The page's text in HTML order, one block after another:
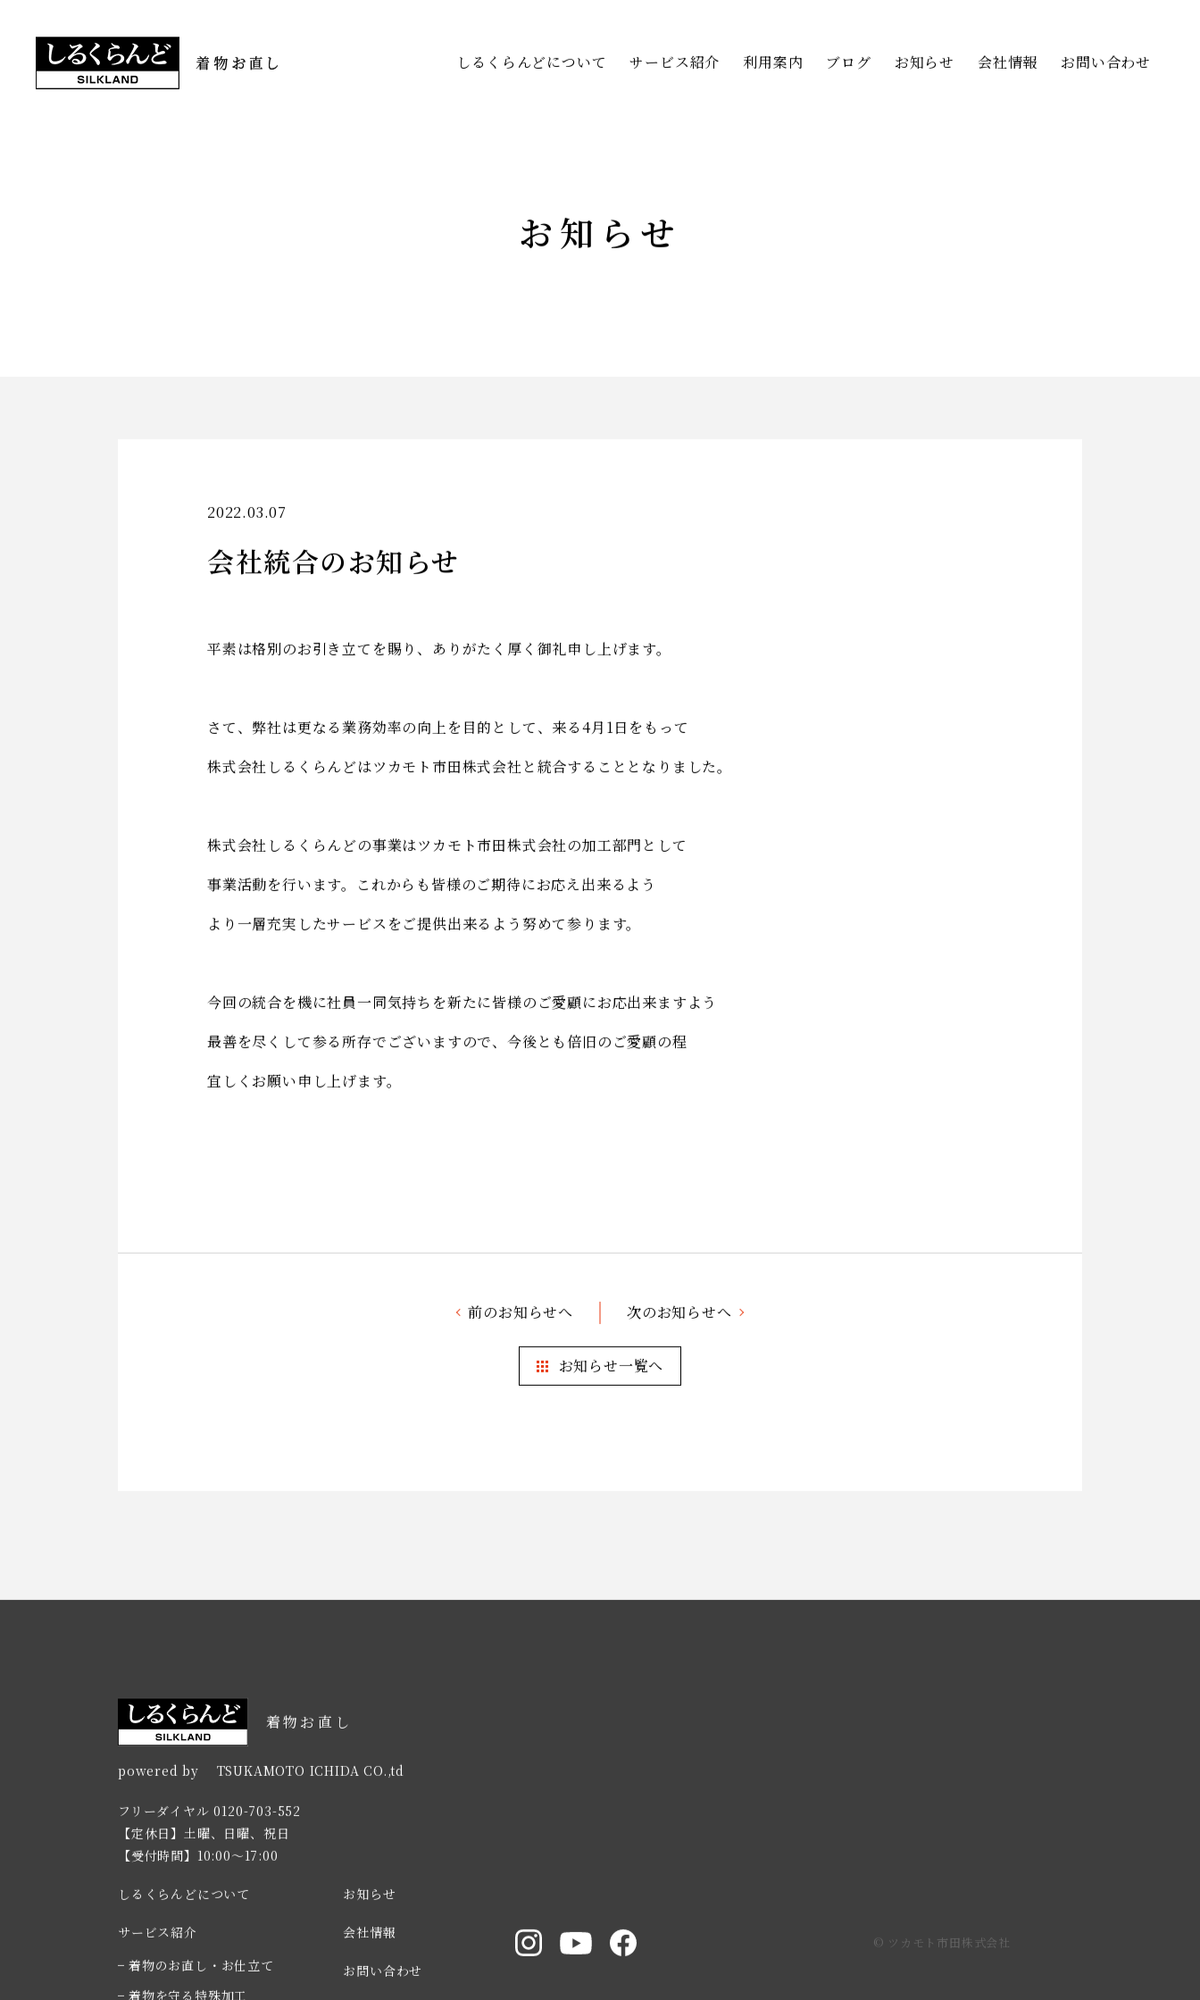
しるくらんどについて サービス紹介 利用案内 ブログ お知らせ 会社情報 お問い合わせ
お知らせ
2022.03.07
会社統合のお知らせ
平素は格別のお引き立てを賜り、ありがたく厚く御礼申し上げます。
さて、弊社は更なる業務効率の向上を目的として、来る4月1日をもって
株式会社しるくらんどはツカモト市田株式会社と統合することとなりました。
株式会社しるくらんどの事業はツカモト市田株式会社の加工部門として
事業活動を行います。これからも皆様のご期待にお応え出来るよう
より一層充実したサービスをご提供出来るよう努めて参ります。
今回の統合を機に社員一同気持ちを新たに皆様のご愛顧にお応出来ますよう
最善を尽くして参る所存でございますので、今後とも倍旧のご愛顧の程
宜しくお願い申し上げます。
前のお知らせへ
お知らせ一覧へ
次のお知らせへ
着物お直し
powered by TSUKAMOTO ICHIDA CO.,td
フリーダイヤル0120-703-552
【定休日】土曜、日曜、祝日
【受付時間】10:00～17:00
しるくらんどについて
サービス紹介
着物のお直し・お仕立て
着物を守る特殊加工
お知らせ
会社情報
お問い合わせ
Instagram
YouTube © ツカモト市田株式会社